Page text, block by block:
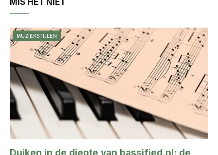
MIS HET NIET
MUZIEKSTIJLEN
Duiken in de diepte van bassified.nl: de